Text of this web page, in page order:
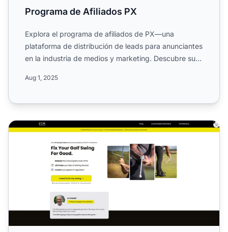
Programa de Afiliados PX
Explora el programa de afiliados de PX—una
plataforma de distribución de leads para anunciantes
en la industria de medios y marketing. Descubre su
Aug 1, 2025
Programa de Afiliados de Gem Golf